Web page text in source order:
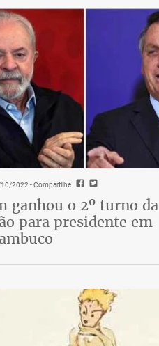
2022- Compartilhe
ganhou o 2º turno da
para presidente em